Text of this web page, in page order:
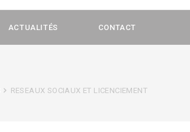
ACTUALITÉS CONTACT
RESEAUX SOCIAUX ET LICENCIEMENT